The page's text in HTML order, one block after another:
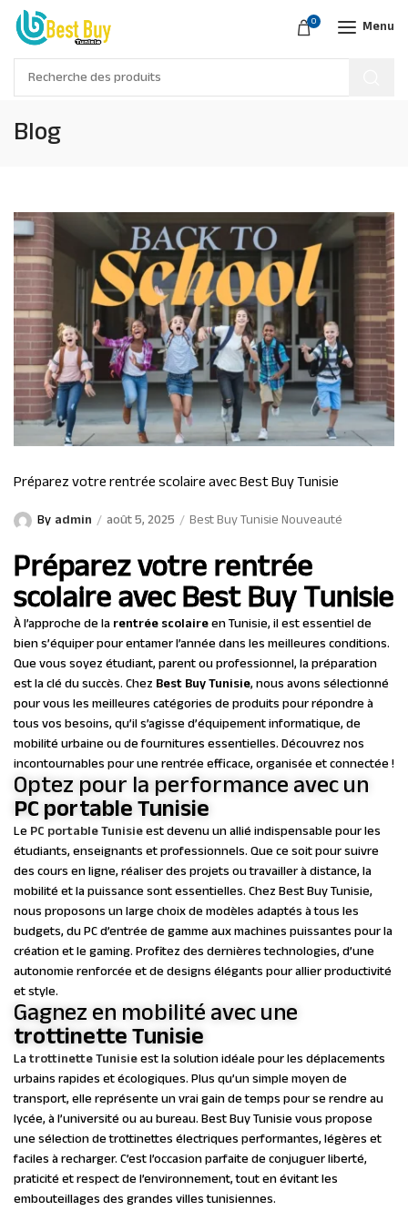
0 Menu
Blog
Préparez votre rentrée scolaire avec Best Buy Tunisie
By admin août 5, 2025 Best Buy Tunisie Nouveauté
Préparez votre rentrée
scolaire avec Best Buy Tunisie
À l’approche de larentrée scolaireen Tunisie, il est essentiel de
bien s’équiper pour entamer l’année dans les meilleures conditions.
Que vous soyez étudiant, parent ou professionnel, la préparation
est la clé du succès. Chez Best Buy Tunisie, nous avons sélectionné
pour vous les meilleures catégories de produits pour répondre à
tous vos besoins, qu’il s’agisse d’équipement informatique, de
mobilité urbaine ou de fournitures essentielles. Découvrez nos
incontournables pour une rentrée efficace, organisée et connectée !
Optez pour la performance avec un
PC portable Tunisie
Le PC portable Tunisieest devenu un allié indispensable pour les
étudiants, enseignants et professionnels. Que ce soit pour suivre
des cours en ligne, réaliser des projets ou travailler à distance, la
mobilité et la puissance sont essentielles. Chez Best Buy Tunisie,
nous proposons un large choix de modèles adaptés à tous les
budgets, du PC d’entrée de gamme aux machines puissantes pour la
création et le gaming. Profitez des dernières technologies, d’une
autonomie renforcée et de designs élégants pour allier productivité
et style.
Gagnez en mobilité avec une
trottinette Tunisie
Latrottinette Tunisieest la solution idéale pour les déplacements
urbains rapides et écologiques. Plus qu’un simple moyen de
transport, elle représente un vrai gain de temps pour se rendre au
lycée, à l’université ou au bureau. Best Buy Tunisie vous propose
une sélection de trottinettes électriques performantes, légères et
faciles à recharger. C’est l’occasion parfaite de conjuguer liberté,
praticité et respect de l’environnement, tout en évitant les
embouteillages des grandes villes tunisiennes.